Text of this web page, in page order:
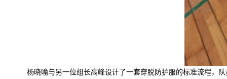
杨晓喻与另一位组长高峰设计了一套穿脱防护服的标准流程，